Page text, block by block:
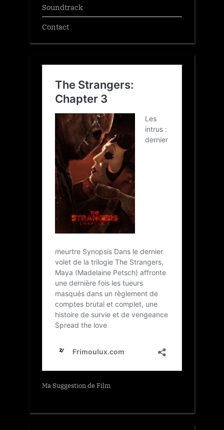
Soundtrack
Contact
Ma Suggestion de Film